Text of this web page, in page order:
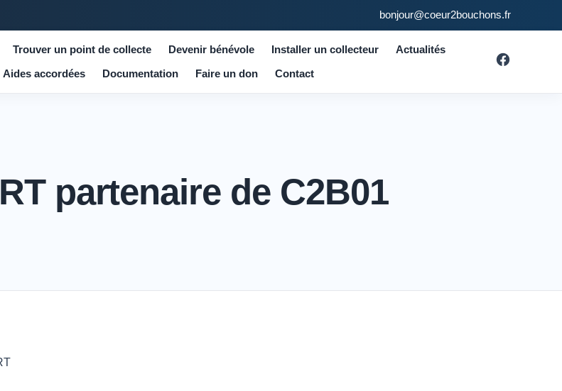
bonjour@coeur2bouchons.fr
Trouver un point de collecte Devenir bénévole Installer un collecteur
Actualités
Aides accordées
Documentation Faire un don Contact
partenaire de C2B01